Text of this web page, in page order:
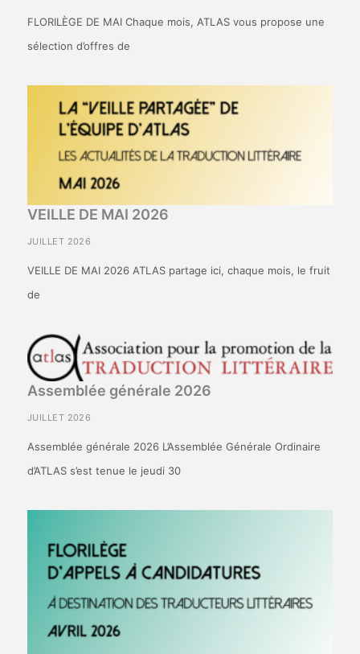
FLORILÈGE DE MAI Chaque mois, ATLAS vous propose une
sélection d’offres de
VEILLE DE MAI 2026
JUILLET 2026
VEILLE DE MAI 2026 ATLAS partage ici, chaque mois, le fruit
de
Assemblée générale 2026
JUILLET 2026
Assemblée générale 2026 L’Assemblée Générale Ordinaire
d’ATLAS s’est tenue le jeudi 30